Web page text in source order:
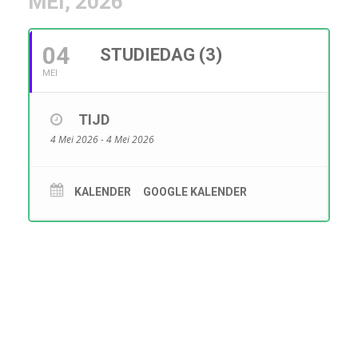
04
MEI
STUDIEDAG (3)
TIJD
4 Mei 2026 - 4 Mei 2026
KALENDER GOOGLE KALENDER